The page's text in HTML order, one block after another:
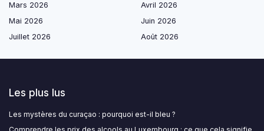
Mars 2026
Avril 2026
Mai 2026
Juin 2026
Juillet 2026
Août 2026
Les plus lus
Les mystères du curaçao : pourquoi est-il bleu ?